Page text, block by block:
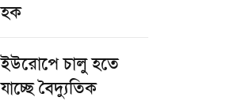
হক
ইউরোপে চালু হতে
যাচ্ছে বৈদ্যুতিক